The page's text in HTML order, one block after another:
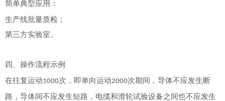
简单典型应用 ：
生产线批量质检；
第三方实验室。
四、操作流程示例
在往复运动1000次，即单向运动2000次期间，导体不应发生断
路，导体间不应发生短路，电缆和滑轮试验设备之间也不应发生